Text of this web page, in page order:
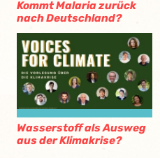
Kommt Malaria zurück
nach Deutschland?
Wasserstoff als Ausweg
aus der Klimakrise?